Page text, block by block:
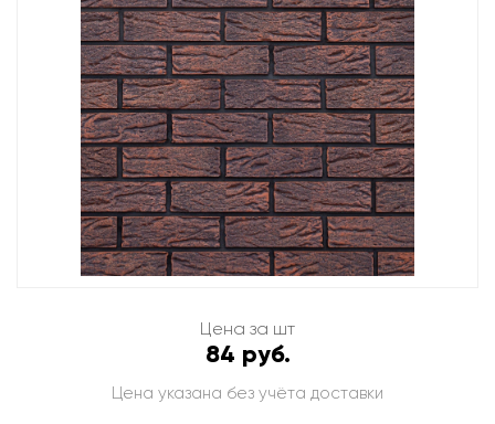
Цена за шт
84 руб.
Цена указана без учёта доставки